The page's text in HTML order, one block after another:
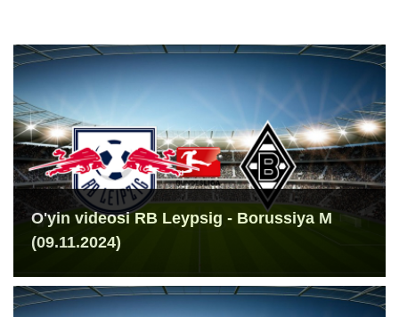
O'yin videosi RB Leypsig - Borussiya M
(09.11.2024)